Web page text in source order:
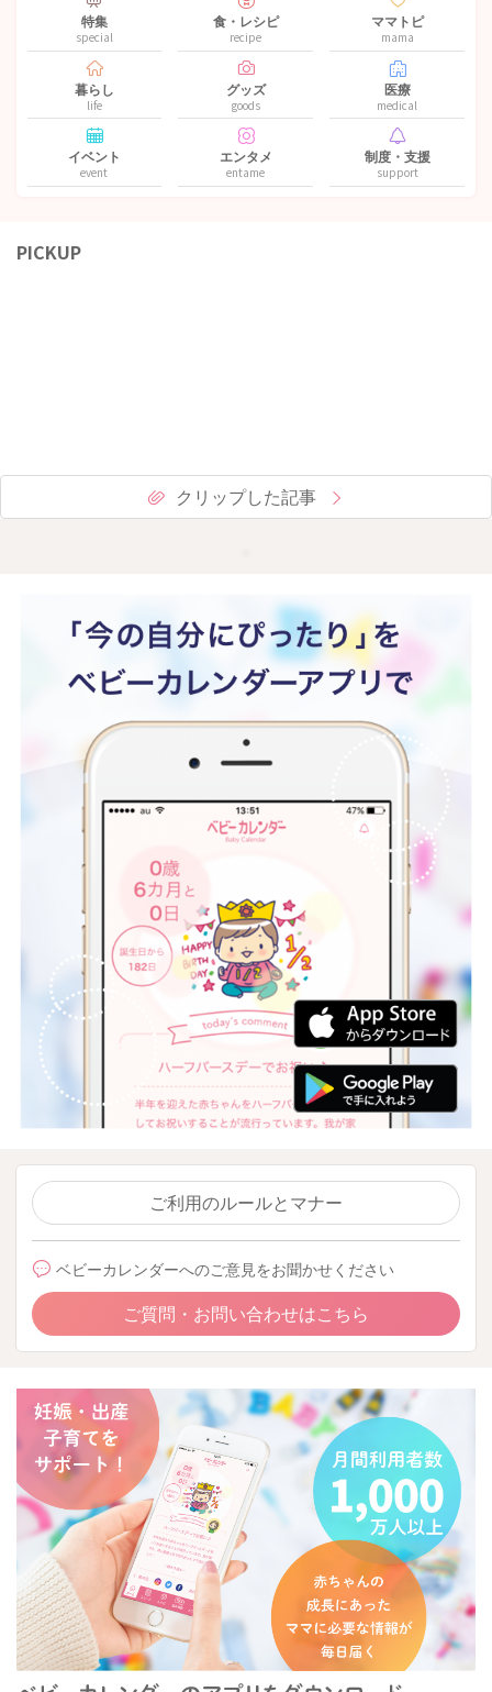
特集
special
食・レシピ
recipe
ママトピ
mama
暮らし
life
グッズ
goods
医療
medical
イベント
event
エンタメ
entame
制度・支援
support
PICKUP
クリップした記事
ご利用のルールとマナー
ベビーカレンダーへのご意見をお聞かせください
ご質問・お問い合わせはこちら